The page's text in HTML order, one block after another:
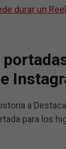
durar un
a
para los